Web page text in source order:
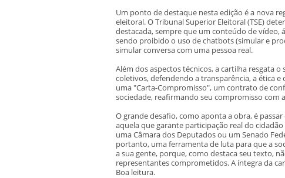
Um ponto de destaque nesta edição é a nova
eleitoral. O Tribunal Superior Eleitoral (TSE)
destacada, sempre que um conteúdo de
sendo proibido o uso de chatbots (simular e
simular conversa com uma pessoa real.
Além dos aspectos técnicos, a cartilha resgata
coletivos, defendendo a transparência, a ética
uma "Carta-Compromisso", um contrato de
sociedade, reafirmando seu compromisso com
O grande desafio, como aponta a obra, é
aquela que garante participação real do
uma Câmara dos Deputados ou um Senado
portanto, uma ferramenta de luta para que a
a sua gente, porque, como destaca seu texto,
representantes comprometidos. A íntegra da
Boa leitura.